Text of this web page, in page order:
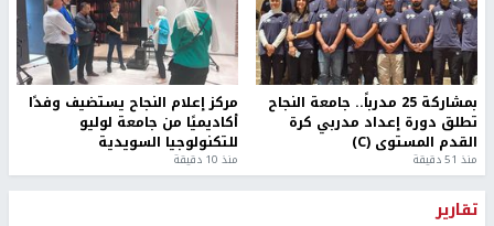
بمشاركة 25 مدرباً.. جامعة النجاح
تطلق دورة إعداد مدربي كرة
القدم المستوى (C)
منذ 51 دقيقة
مركز إعلام النجاح يستضيف وفدًا
أكاديميًا من جامعة لوليو
للتكنولوجيا السويدية
منذ 10 دقيقة
تقارير